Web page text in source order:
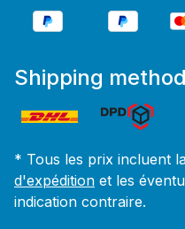
Shipping
* Tous les prix incluent
d'expédition et les
indication contraire.